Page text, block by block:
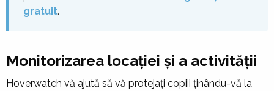
gratuit.
Monitorizarea locației și a activității
Hoverwatch vă ajută să vă protejați copiii ținându-vă la